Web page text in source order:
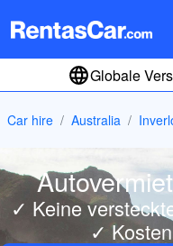
Globale
Car hire Australia
✓ Keine
✓